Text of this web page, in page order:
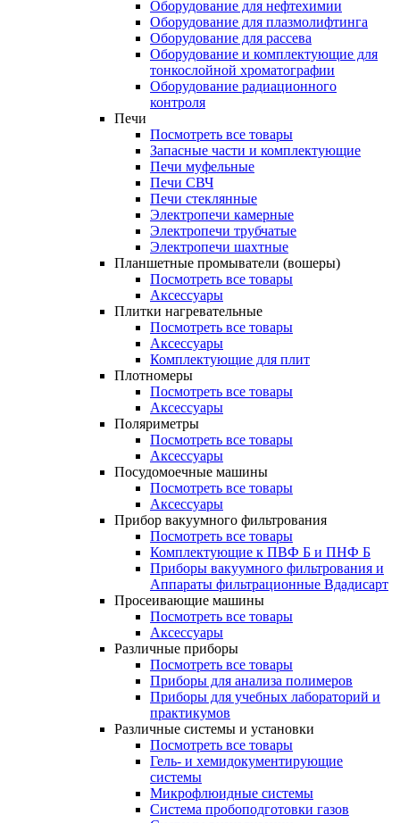
Оборудование для нефтехимии
Оборудование для плазмолифтинга
Оборудование для рассева
Оборудование и комплектующие для
тонкослойной хроматографии
Оборудование радиационного
контроля
Печи
Посмотреть все товары
Запасные части и комплектующие
Печи муфельные
Печи СВЧ
Печи стеклянные
Электропечи камерные
Электропечи трубчатые
Электропечи шахтные
Планшетные промыватели (вошеры)
Посмотреть все товары
Аксессуары
Плитки нагревательные
Посмотреть все товары
Аксессуары
Комплектующие для плит
Плотномеры
Посмотреть все товары
Аксессуары
Поляриметры
Посмотреть все товары
Аксессуары
Посудомоечные машины
Посмотреть все товары
Аксессуары
Прибор вакуумного фильтрования
Посмотреть все товары
Комплектующие к ПВФ Б и ПНФ Б
Приборы вакуумного фильтрования и
Аппараты фильтрационные Вдадисарт
Просеивающие машины
Посмотреть все товары
Аксессуары
Различные приборы
Посмотреть все товары
Приборы для анализа полимеров
Приборы для учебных лабораторий и
практикумов
Различные системы и установки
Посмотреть все товары
Гель- и хемидокументирующие
системы
Микрофлюидные системы
Система пробоподготовки газов